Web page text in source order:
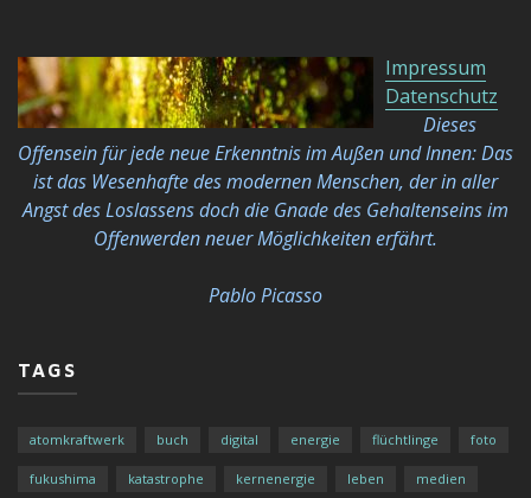
Impressum
Datenschutz
Dieses
Offensein für jede neue Erkenntnis im Außen und Innen: Das
ist das Wesenhafte des modernen Menschen, der in aller
Angst des Loslassens doch die Gnade des Gehaltenseins im
Offenwerden neuer Möglichkeitenerfährt.
Pablo Picasso
TAGS
atomkraftwerk buch digital energie flüchtlinge foto
fukushima katastrophe kernenergie leben medien